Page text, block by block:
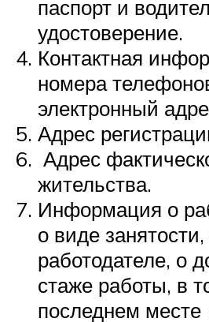
паспорт и
удостоверение.
Контактная
номера
электронный
Адрес
Адрес
жительства.
Информация о
о виде
работодателе, о
стаже работы, в
последнем